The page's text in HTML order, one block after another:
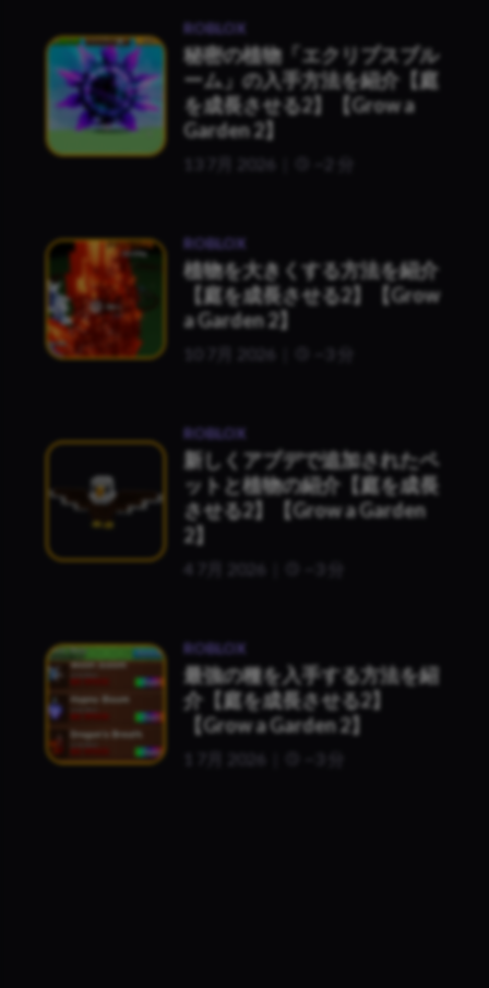
ROBLOX
秘密の植物「エクリプスブル
ーム」の入手方法を紹介【庭
を成長させる2】【Grow a
Garden 2】
13 7月 2026
ROBLOX
植物を大きくする方法を紹介
【庭を成長させる2】【Grow
a Garden 2】
10 7月 2026
ROBLOX
新しくアプデで追加されたペ
ットと植物の紹介【庭を成長
させる2】【Grow a Garden
2】
4 7月 2026
ROBLOX
最強の種を入手する方法を紹
介【庭を成長させる2】
【Grow a Garden 2】
1 7月 2026